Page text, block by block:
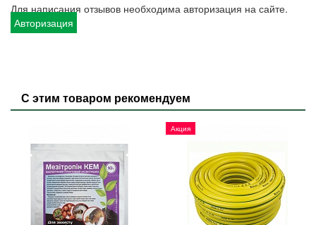
Для написания отзывов необходима авторизация на сайте.
Авторизация
С этим товаром рекомендуем
Акция